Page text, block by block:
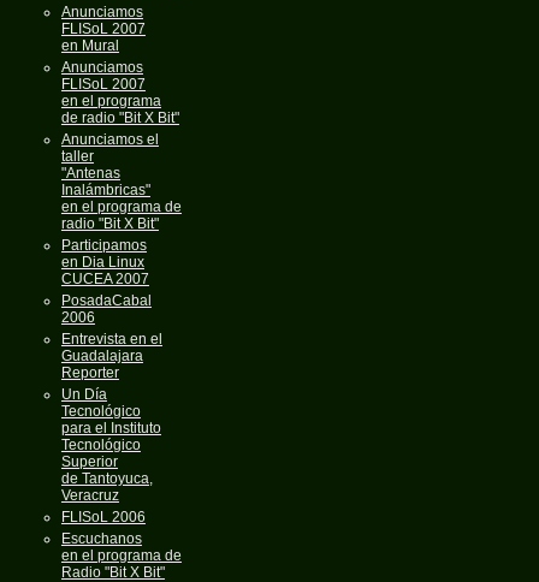
Anunciamos
FLISoL 2007
en Mural
Anunciamos
FLISoL 2007
en el programa
de radio "Bit X Bit"
Anunciamos el
taller
"Antenas
Inalámbricas"
en el programa de
radio "Bit X Bit"
Participamos
en Dia Linux
CUCEA 2007
PosadaCabal
2006
Entrevista en el
Guadalajara
Reporter
Un Día
Tecnológico
para el Instituto
Tecnológico
Superior
de Tantoyuca,
Veracruz
FLISoL 2006
Escuchanos
en el programa de
Radio "Bit X Bit"